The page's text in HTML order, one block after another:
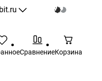
СравнениеКорзина